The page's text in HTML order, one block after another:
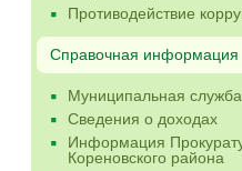
Противодействие
Справочная информация
Муниципальная служба
Сведения о доходах
Информация
Кореновского района